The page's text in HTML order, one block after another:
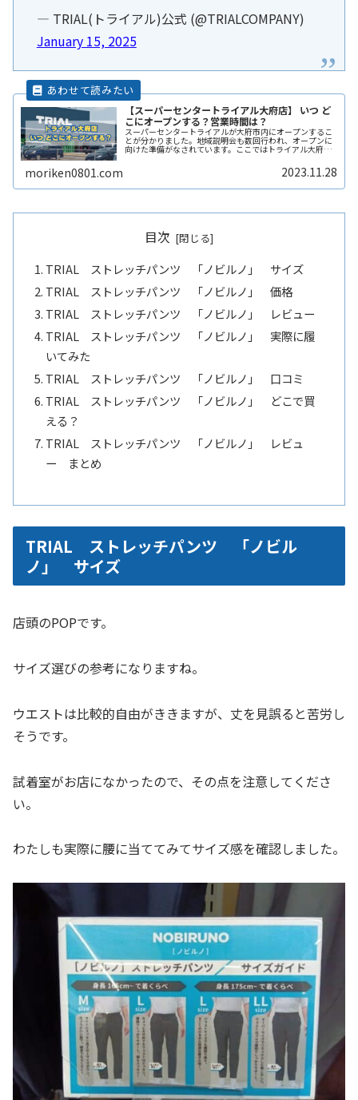
— TRIAL(トライアル)公式 (@TRIALCOMPANY)
January 15, 2025
【スーパーセンタートライアル大府店】 いつ ど
こにオープンする？営業時間は？
スーパーセンタートライアルが大府市内にオープンするこ
とが分かりました。地域説明会も数回行われ、オープンに
向けた準備がなされています。ここではトライアル大府店
が、2023年11月末時点で建設工ReadMore...
moriken0801.com 2023.11.28
目次
TRIAL ストレッチパンツ 「ノビルノ」 サイズ
TRIAL ストレッチパンツ 「ノビルノ」 価格
TRIAL ストレッチパンツ 「ノビルノ」 レビュー
TRIAL ストレッチパンツ 「ノビルノ」 実際に履
いてみた
TRIAL ストレッチパンツ 「ノビルノ」 口コミ
TRIAL ストレッチパンツ 「ノビルノ」 どこで買
える？
TRIAL ストレッチパンツ 「ノビルノ」 レビュ
ー まとめ
TRIAL ストレッチパンツ 「ノビル
ノ」 サイズ
店頭のPOPです。
サイズ選びの参考になりますね。
ウエストは比較的自由がききますが、丈を見誤ると苦労し
そうです。
試着室がお店になかったので、その点を注意してくださ
い。
わたしも実際に腰に当ててみてサイズ感を確認しました。